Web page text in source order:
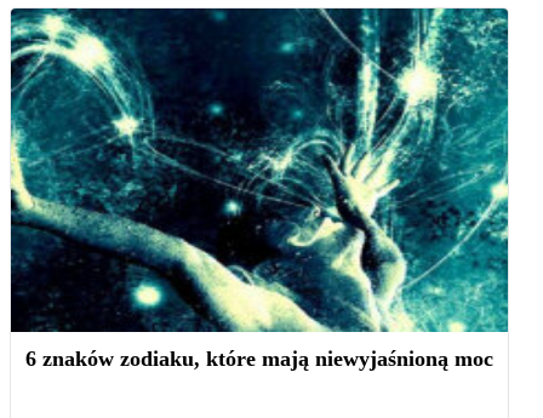
6 znaków zodiaku, które mają niewyjaśnioną moc